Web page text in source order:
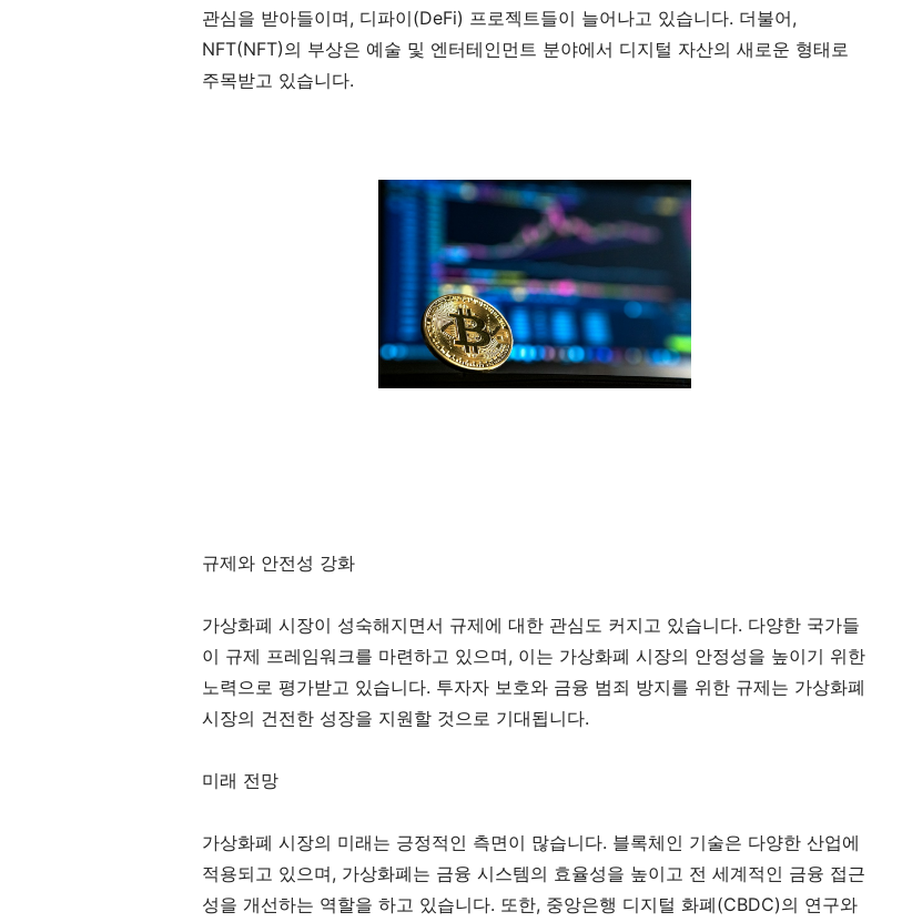
관심을 받아들이며, 디파이(DeFi) 프로젝트들이 늘어나고 있습니다. 더불어,
NFT(NFT)의 부상은 예술 및 엔터테인먼트 분야에서 디지털 자산의 새로운 형태로
주목받고 있습니다.
규제와 안전성 강화
가상화폐 시장이 성숙해지면서 규제에 대한 관심도 커지고 있습니다. 다양한 국가들
이 규제 프레임워크를 마련하고 있으며, 이는 가상화폐 시장의 안정성을 높이기 위한
노력으로 평가받고 있습니다. 투자자 보호와 금융 범죄 방지를 위한 규제는 가상화폐
시장의 건전한 성장을 지원할 것으로 기대됩니다.
미래 전망
가상화폐 시장의 미래는 긍정적인 측면이 많습니다. 블록체인 기술은 다양한 산업에
적용되고 있으며, 가상화폐는 금융 시스템의 효율성을 높이고 전 세계적인 금융 접근
성을 개선하는 역할을 하고 있습니다. 또한, 중앙은행 디지털 화폐(CBDC)의 연구와